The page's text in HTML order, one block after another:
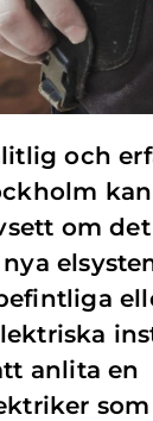
och
om
anlita en